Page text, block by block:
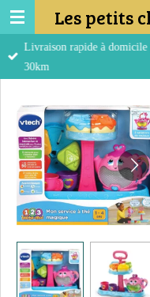
Passer
au
contenu
Les petits
Livraison rapide à domicile
30km